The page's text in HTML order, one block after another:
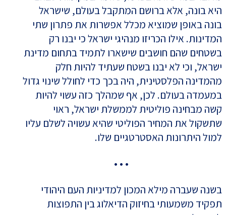
היא בונה, אלא ברושם המתקבל בעולם, שישראל
בונה באופן שמוציא מכלל אפשרות את פתרון שתי
המדינות. אילו הכריזו מנהיגי ישראל כי יבנו רק
בשטחים שהם חושבים שישארו לתמיד בתחום מדינת
ישראל, וכי לא יבנו בשטח שעתיד להיות חלק
מהמדינה הפלסטינית, היה בכך כדי לחולל שינוי גדול
במעמדה בעולם. לכן, אף שמהלך כזה עשוי להיות
קשה מבחינה פוליטית לממשלת ישראל, ראוי
שתשקול את המחיר הפוליטי שהיא עשויה לשלם עליו
למול היתרונות האסטרטגיים שלו.
• • •
בשנה שעברה מילא המכון למדיניות העם היהודי
תפקיד משמעותי בחיזוק הדיאלוג בין התפוצות